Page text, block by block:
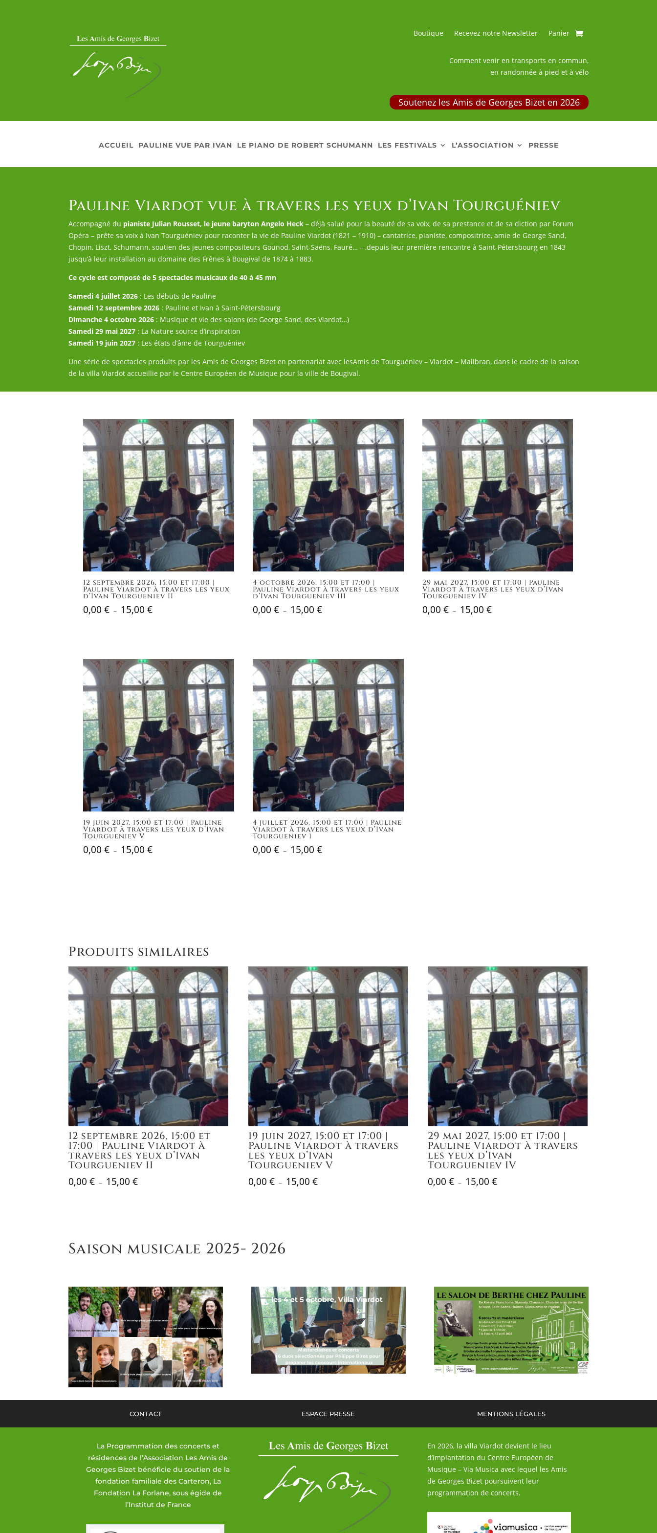
Boutique Recevez notre Newsletter Panier
Comment venir en transports en commun,
en randonnée à pied et à vélo
Soutenez les Amis de Georges Bizet en 2026
ACCUEIL PAULINE VUE PAR IVAN LE PIANO DE ROBERT SCHUMANN LES FESTIVALS L’ASSOCIATION PRESSE
Pauline Viardot vue à travers les yeux d’Ivan Tourguéniev
Accompagné du pianiste Julian Rousset, le jeune baryton Angelo Heck – déjà salué pour la beauté de sa voix, de sa prestance et de sa diction par Forum
Opéra – prête sa voix à Ivan Tourguéniev pour raconter la vie de Pauline Viardot (1821 – 1910) – cantatrice, pianiste, compositrice, amie de George Sand,
Chopin, Liszt, Schumann, soutien des jeunes compositeurs Gounod, Saint-Saëns, Fauré… – ,depuis leur première rencontre à Saint-Pétersbourg en 1843
jusqu’à leur installation au domaine des Frênes à Bougival de 1874 à 1883.
Ce cycle est composé de 5 spectacles musicaux de 40 à 45 mn
Samedi 4 juillet 2026 : Les débuts de Pauline
Samedi 12 septembre 2026 : Pauline et Ivan à Saint-Pétersbourg
Dimanche 4 octobre 2026 : Musique et vie des salons (de George Sand, des Viardot…)
Samedi 29 mai 2027 : La Nature source d’inspiration
Samedi 19 juin 2027 : Les états d’âme de Tourguéniev
Une série de spectacles produits par les Amis de Georges Bizet en partenariat avec lesAmis de Tourguéniev – Viardot – Malibran, dans le cadre de la saison
de la villa Viardot accueillie par le Centre Européen de Musique pour la ville de Bougival.
12 septembre 2026, 15:00 et 17:00 |
Pauline Viardot à travers les yeux
d’Ivan Tourgueniev II
0,00 € – 15,00 €Plage
à
15,00 €
4 octobre 2026, 15:00 et 17:00 |
Pauline Viardot à travers les yeux
d’Ivan Tourgueniev III
0,00 € – 15,00 €Plage
à
15,00 €
29 mai 2027, 15:00 et 17:00 | Pauline
Viardot à travers les yeux d’Ivan
Tourgueniev IV
0,00 € – 15,00 €Plage
19 juin 2027, 15:00 et 17:00 | Pauline
Viardot à travers les yeux d’Ivan
Tourgueniev V
0,00 € – 15,00 €Plage
4 juillet 2026, 15:00 et 17:00 | Pauline
Viardot à travers les yeux d’Ivan
Tourgueniev 1
0,00 € – 15,00 €Plage
Produits similaires
12 septembre 2026, 15:00 et
17:00 | Pauline Viardot à
travers les yeux d’Ivan
Tourgueniev II
0,00 € – 15,00 €Plage
15,00 €
19 juin 2027, 15:00 et 17:00 |
Pauline Viardot à travers
les yeux d’Ivan
Tourgueniev V
0,00 € – 15,00 €Plage
29 mai 2027, 15:00 et 17:00 |
Pauline Viardot à travers
les yeux d’Ivan
Tourgueniev IV
0,00€ – 15,00€Plage
Saison musicale 2025- 2026
CONTACT ESPACE PRESSE MENTIONS LÉGALES
La Programmation des concerts et
résidences de l’Association Les Amis de
Georges Bizet bénéficie du soutien de la
fondation familiale des Carteron, La
Fondation La Forlane, sous égide de
l’Institut de France
En 2026, la villa Viardot devient le lieu
d’implantation du Centre Européen de
Musique – Via Musica avec lequel les Amis
de Georges Bizet poursuivent leur
programmation de concerts.